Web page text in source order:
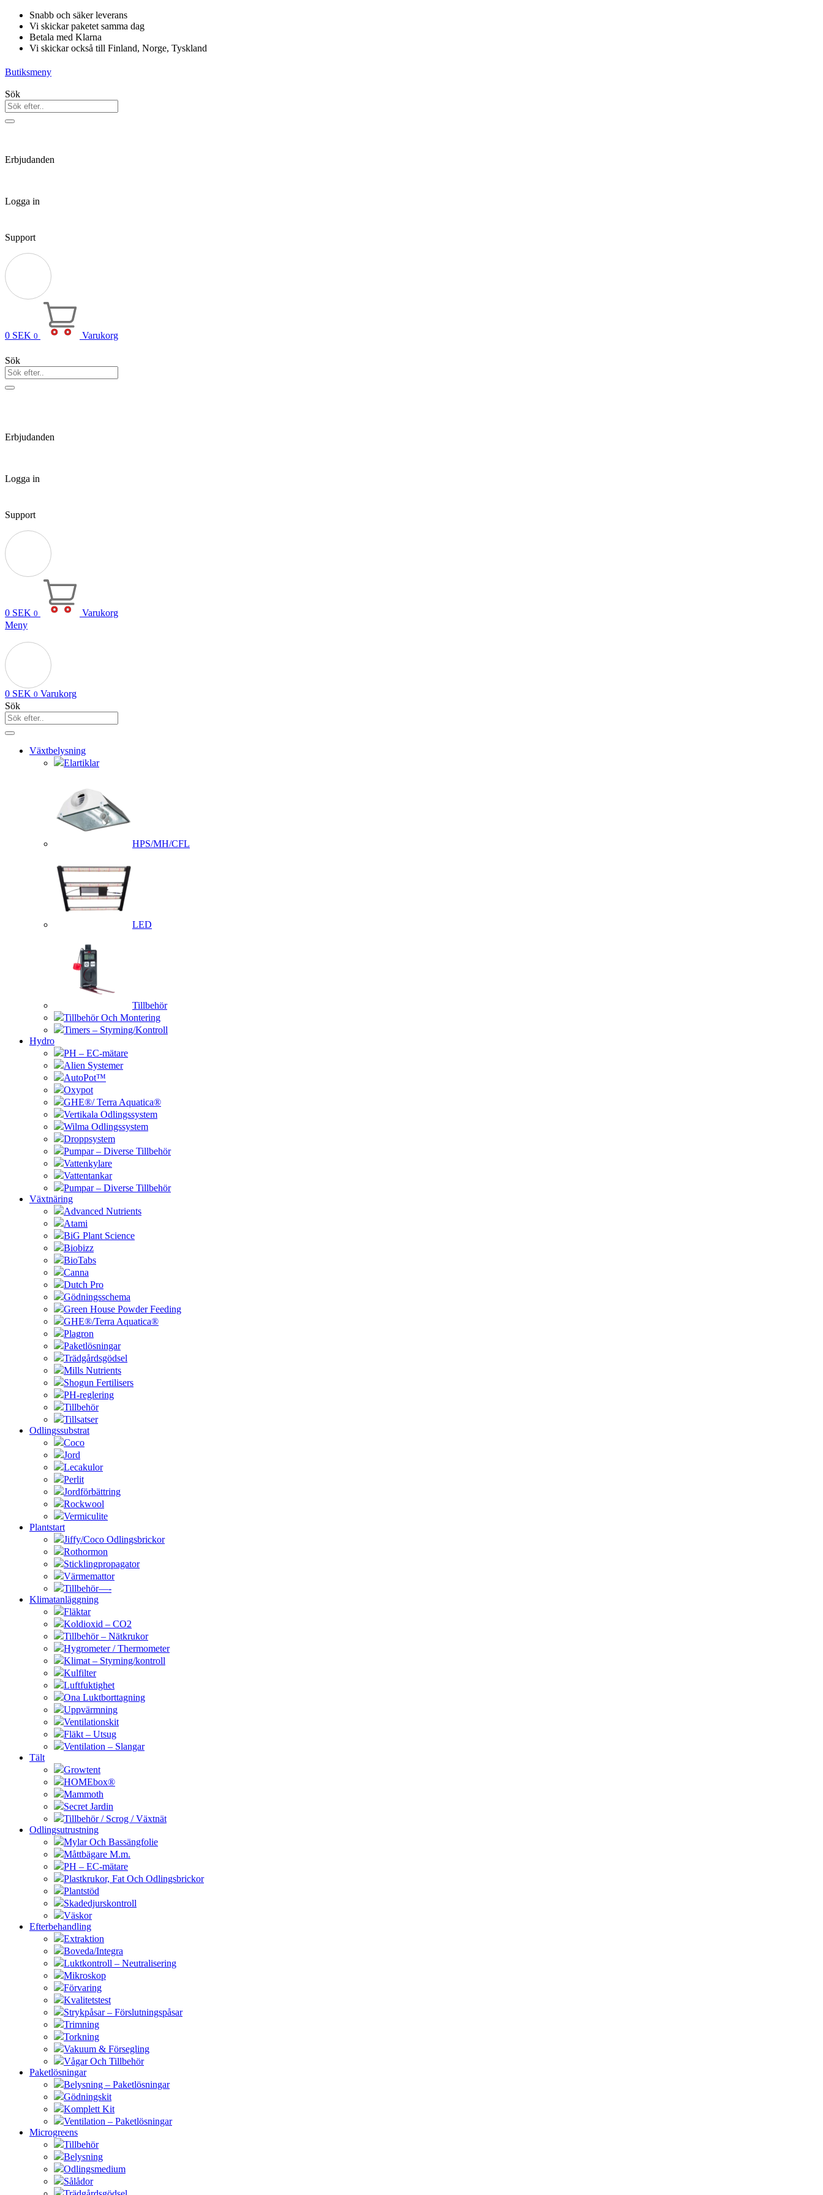
Hoppa
innehåll
Snabb och säker leverans
Vi skickar paketet samma dag
Betala med Klarna
Vi skickar också till Finland, Norge, Tyskland
Butiksmeny
Sök
Erbjudanden
Logga in
Support
0 SEK 0 Varukorg
Sök
Erbjudanden
Logga in
Support
0 SEK 0
Varukorg
Meny
0 SEK 0 Varukorg
Sök
Växtbelysning
Elartiklar
HPS/MH/CFL
LED
Tillbehör
Tillbehör Och Montering
Timers – Styrning/Kontroll
Hydro
PH – EC-mätare
Alien Systemer
AutoPot™
Oxypot
GHE®/ Terra Aquatica®
Vertikala Odlingssystem
Wilma Odlingssystem
Droppsystem
Pumpar – Diverse Tillbehör
Vattenkylare
Vattentankar
Pumpar – Diverse Tillbehör
Växtnäring
Advanced Nutrients
Atami
BiG Plant Science
Biobizz
BioTabs
Canna
Dutch Pro
Gödningsschema
Green House Powder Feeding
GHE®/Terra Aquatica®
Plagron
Paketlösningar
Trädgårdsgödsel
Mills Nutrients
Shogun Fertilisers
PH-reglering
Tillbehör
Tillsatser
Odlingssubstrat
Coco
Jord
Lecakulor
Perlit
Jordförbättring
Rockwool
Vermiculite
Plantstart
Jiffy/Coco Odlingsbrickor
Rothormon
Sticklingpropagator
Värmemattor
Tillbehör—-
Klimatanläggning
Fläktar
Koldioxid – CO2
Tillbehör – Nätkrukor
Hygrometer / Thermometer
Klimat – Styrning/kontroll
Kulfilter
Luftfuktighet
Ona Luktborttagning
Uppvärmning
Ventilationskit
Fläkt – Utsug
Ventilation – Slangar
Tält
Growtent
HOMEbox®
Mammoth
Secret Jardin
Tillbehör / Scrog / Växtnät
Odlingsutrustning
Mylar Och Bassängfolie
Måttbägare M.m.
PH – EC-mätare
Plastkrukor, Fat Och Odlingsbrickor
Plantstöd
Skadedjurskontroll
Väskor
Efterbehandling
Extraktion
Boveda/Integra
Luktkontroll – Neutralisering
Mikroskop
Förvaring
Kvalitetstest
Strykpåsar – Förslutningspåsar
Trimning
Torkning
Vakuum & Försegling
Vågar Och Tillbehör
Paketlösningar
Belysning – Paketlösningar
Gödningskit
Komplett Kit
Ventilation – Paketlösningar
Microgreens
Tillbehör
Belysning
Odlingsmedium
Sålådor